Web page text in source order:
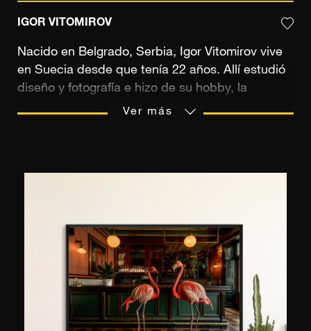
IGOR VITOMIROV
Nacido en Belgrado, Serbia, Igor Vitomirov vive
en Suecia desde que tenía 22 años. Allí estudió
diseño y fotografía e hizo de su hobby, la
fotografía, su profesión durante veinte años. Muy
una emoción humana en una imagen estética”.
Sus obras se exponen periódicamente en
Escandinavia y Europa, en particular en Milán
(2015), Lisboa (2016) y París (2018). Como para
muchos artistas, la tecnología digital ocupa cada
vez más espacio en su trabajo y él está
Ver más